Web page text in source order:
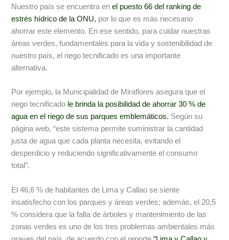
Nuestro país se encuentra enel puesto 66 del ranking de
estrés hídrico de la ONU, por lo que es más necesario
ahorrar este elemento. En ese sentido, para cuidar nuestras
áreas verdes, fundamentales para la vida y sostenibilidad de
nuestro país, el riego tecnificado es una importante
alternativa.
Por ejemplo, la Municipalidad de Miraflores asegura que el
riego tecnificado le brinda la posibilidad de ahorrar 30 % de
agua en el riego de sus parques emblemáticos. Según su
página web, “este sistema permite suministrar la cantidad
justa de agua que cada planta necesita, evitando el
desperdicio y reduciendo significativamente el consumo
total”.
El 46,6 % de habitantes de Lima y Callao se siente
insatisfecho con los parques y áreas verdes; además, el 20,5
% considera que la falta de árboles y mantenimiento de las
zonas verdes es uno de los tres problemas ambientales más